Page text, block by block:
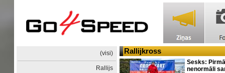
(visi)
Rallijs
Rallijkross
Sesks:
nenormāli